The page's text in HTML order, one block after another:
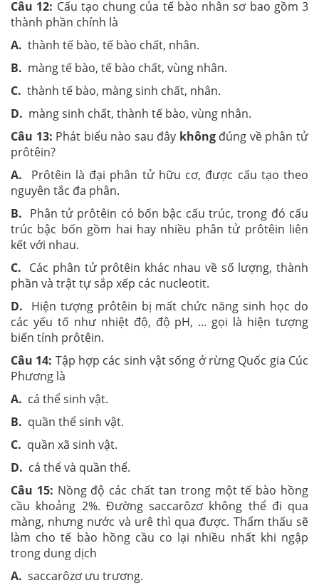
Câu 12: Cấu tạo chung của tế bào nhân sơ bao gồm 3
thành phần chính là
A. thành tế bào, tế bào chất, nhân.
B. màng tế bào, tế bào chất, vùng nhân.
C. thành tế bào, màng sinh chất, nhân.
D. màng sinh chất, thành tế bào, vùng nhân.
Câu 13: Phát biểu nào sau đây khôngđúng về phân tử
prôtêin?
A.
Prôtêin là đại phân tử hữu cơ, được cấu tạo theo
nguyên tắc đa phân.
B. Phân tử prôtêin có bốn bậc cấu trúc, trong đó cấu
trúc bậc bốn gồm hai hay nhiều phân tử prôtêin liên
kết với nhau.
C. Các phân tử prôtêin khác nhau về số lượng, thành
phần và trật tự sắp xếp các nucleotit.
D.
Hiện tượng prôtêin bị mất chức năng sinh học do
các yếu tố như nhiệt độ, độ pH, ... gọi là hiện tượng
biến tính prôtêin.
Câu 14: Tập hợp các sinh vật sống ở rừng Quốc gia Cúc
Phương là
A. cá thể sinh vật.
B. quần thể sinh vật.
C. quần xã sinh vật.
D. cá thể và quần thể.
Câu 15: Nồng độ các chất tan trong một tế bào hồng
cầu khoảng 2%. Đường saccarôzơ không thể đi qua
màng, nhưng nước và urê thì qua được. Thẩm thấu sẽ
làm cho tế bào hồng cầu co lại nhiều nhất khi ngập
trong dung dịch
A. saccarôzơ ưu trương.